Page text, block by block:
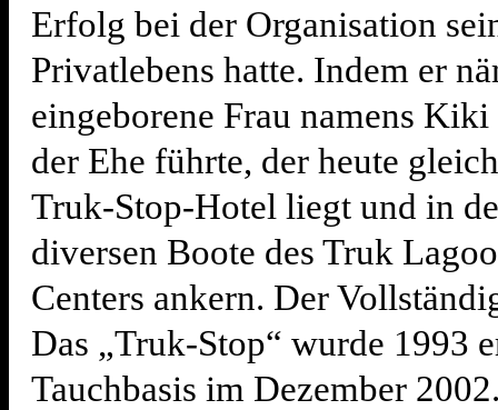
Erfolg bei der Organisation
Privatlebens hatte. Indem er
eingeborene Frau namens
der Ehe führte, der heute
Truk-Stop-Hotel liegt und in
diversen Boote des Truk
Centers ankern. Der
Das „Truk-Stop“ wurde 1993
Tauchbasis im Dezember